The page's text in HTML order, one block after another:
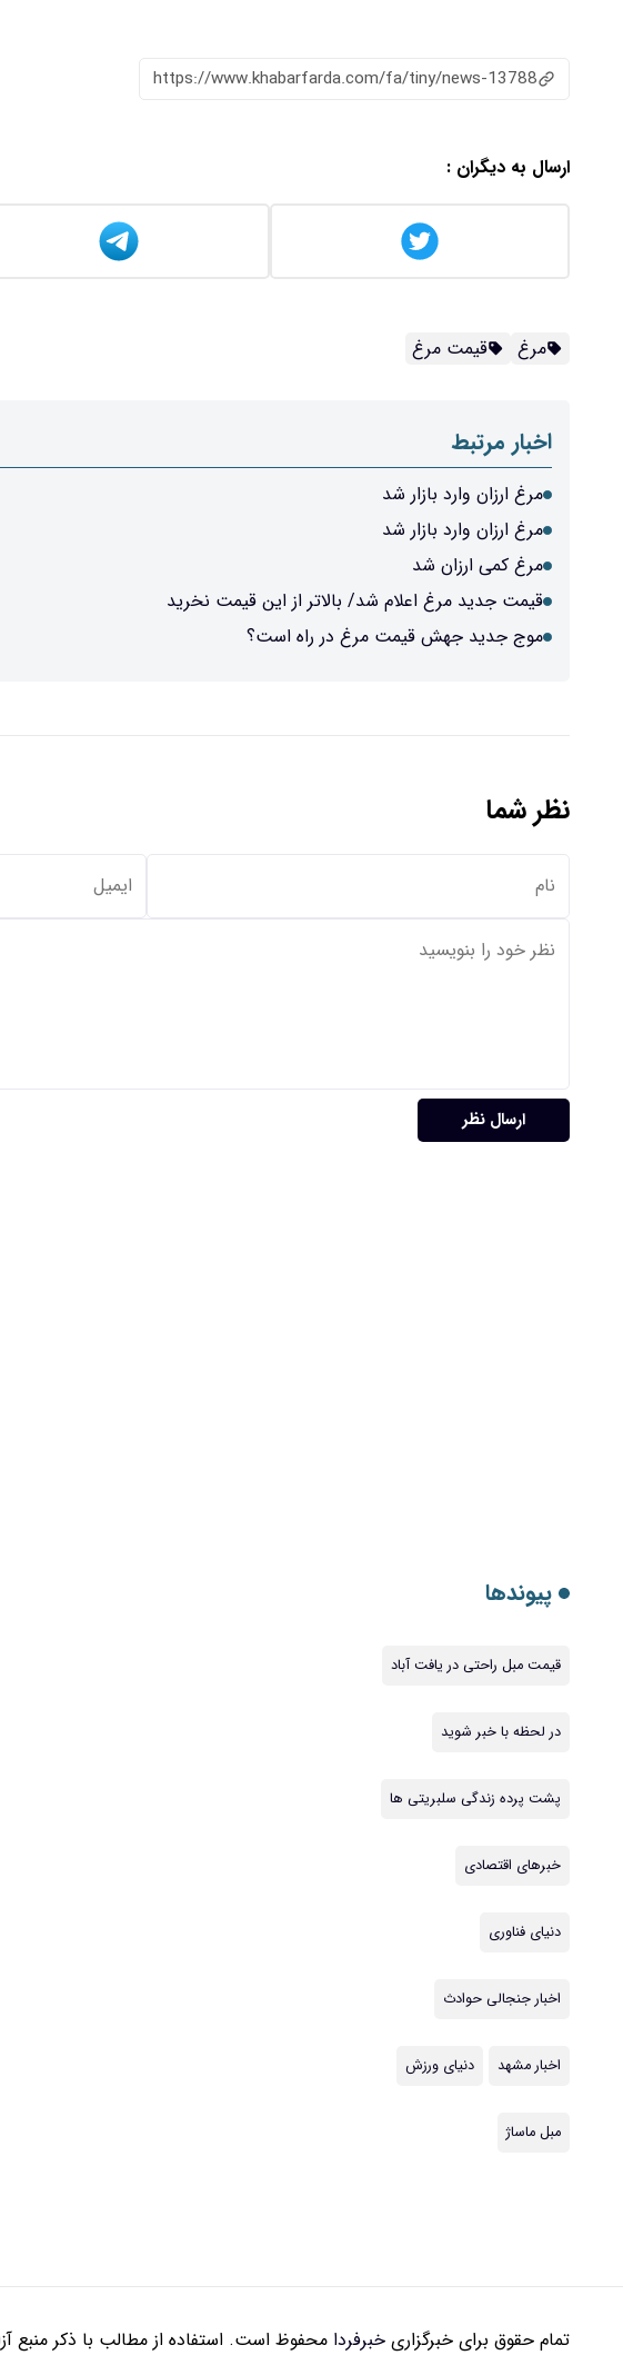
https://www.khabarfarda.com/fa/tiny/news-13788
ارسال به دیگران :
مرغ قیمت مرغ
اخبار مرتبط
مرغ ارزان وارد بازار شد
مرغ ارزان وارد بازار شد
مرغ کمی ارزان شد
قیمت جدید مرغ اعلام شد/ بالاتر از این قیمت نخرید
موج جدید جهش قیمت مرغ در راه است؟
نظر شما
ارسال نظر
پیوندها
قیمت مبل راحتی در یافت آباد
در لحظه با خبر شوید
پشت پرده زندگی سلبریتی ها
خبرهای اقتصادی
دنیای فناوری
اخبار جنجالی حوادث
اخبار مشهد دنیای ورزش
مبل ماساژ
تمام حقوق برای خبرگزاری خبرفردا محفوظ است. استفاده از مطالب با ذکر منبع